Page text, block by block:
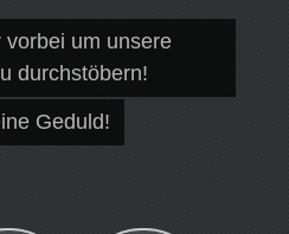
um unsere
durchstöbern!
Geduld!